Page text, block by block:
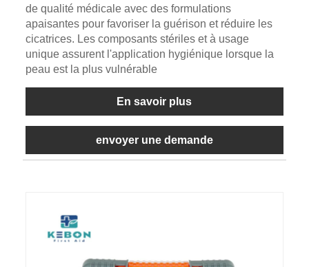
de qualité médicale avec des formulations
apaisantes pour favoriser la guérison et réduire les
cicatrices. Les composants stériles et à usage
unique assurent l'application hygiénique lorsque la
peau est la plus vulnérable
En savoir plus
envoyer une demande